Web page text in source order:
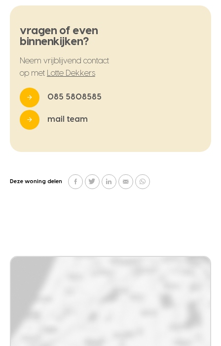
vragen of even
binnenkijken?
Neem vrijblijvend contact
op met
Lotte Dekkers
085 5808585
mail team
Deze woning delen